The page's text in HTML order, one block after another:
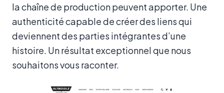
la chaîne de production peuvent apporter. Une
authenticité capable de créer des liens qui
deviennent des parties intégrantes d’une
histoire. Un résultat exceptionnel que nous
souhaitons vous raconter.